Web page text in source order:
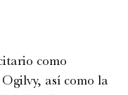
como
así como la